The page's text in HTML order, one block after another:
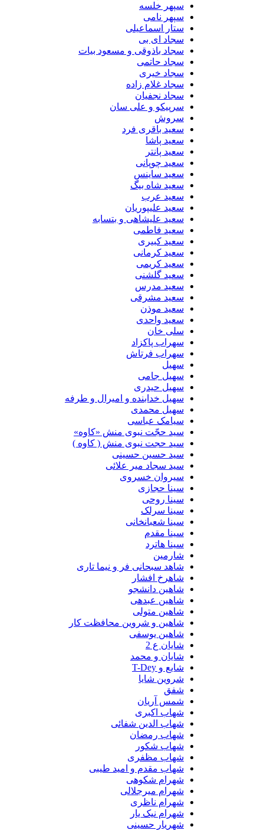
سپهر خلسه
سپهر نامی
ستار اسماعیلی
سجاد ای بی
سجاد باذوقی و مسعود بیات
سجاد حاتمی
سجاد خیری
سجاد غلام زاده
سجاد نجفیان
سرپیکو و علی سان
سروش
سعید باقری فرد
سعید پاشا
سعید پانتر
سعید چوپانی
سعید ساینس
سعید شاه بیگ
سعید عرب
سعید علیپوریان
سعید علیشاهی و بتسابه
سعید فاطمی
سعید کبیری
سعید کرمانی
سعید کریمی
سعید گلشنی
سعید مدرس
سعید مشرقی
سعید موذن
سعید واحدی
سلی خان
سهراب پاکزاد
سهراب فرتاش
سهیل
سهیل جامی
سهیل حیدری
سهیل خدابنده و امیرال و طرفه
سهیل محمدی
سیامک عباسی
سید حجّت نبوی منش «کاوه»
سید حجت نبوی منش ( کاوه )
سید حسین حسینى
سید سجاد میر علائی
سیروان خسروی
سینا حجازی
سینا روحی
سینا سرلک
سینا شعبانخانی
سینا مقدم
سینا هاترد
شارمین
شاهد سبحانی فر و نیما تاری
شاهرخ افشار
شاهین دانشجو
شاهین عبدهی
شاهین متولی
شاهین و شروین محافظت کار
شاهین یوسفی
شایان ع 2
شایان و محمد
شایع و T-Dey
شروین شایا
شفق
شمس آریان
شهاب اکبری
شهاب الدین شفائی
شهاب رمضان
شهاب شکور
شهاب مظفری
شهاب مقدم و امید طیبی
شهرام شکوهی
شهرام میرجلالی
شهرام ناظری
شهرام نیک یار
شهریار حسینی